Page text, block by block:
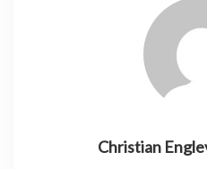
Christian